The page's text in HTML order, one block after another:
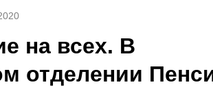
на всех. В
отделении